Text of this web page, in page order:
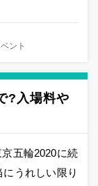
ント
?入場料や
五輪2020に続
うれしい限り